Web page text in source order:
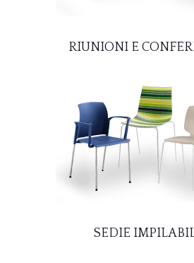
RIUNIONI E
SEDIE